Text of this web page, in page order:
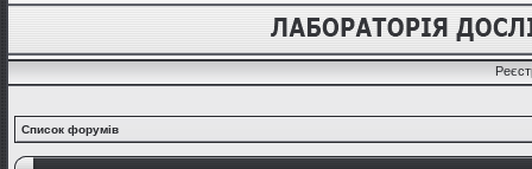
Список форумів